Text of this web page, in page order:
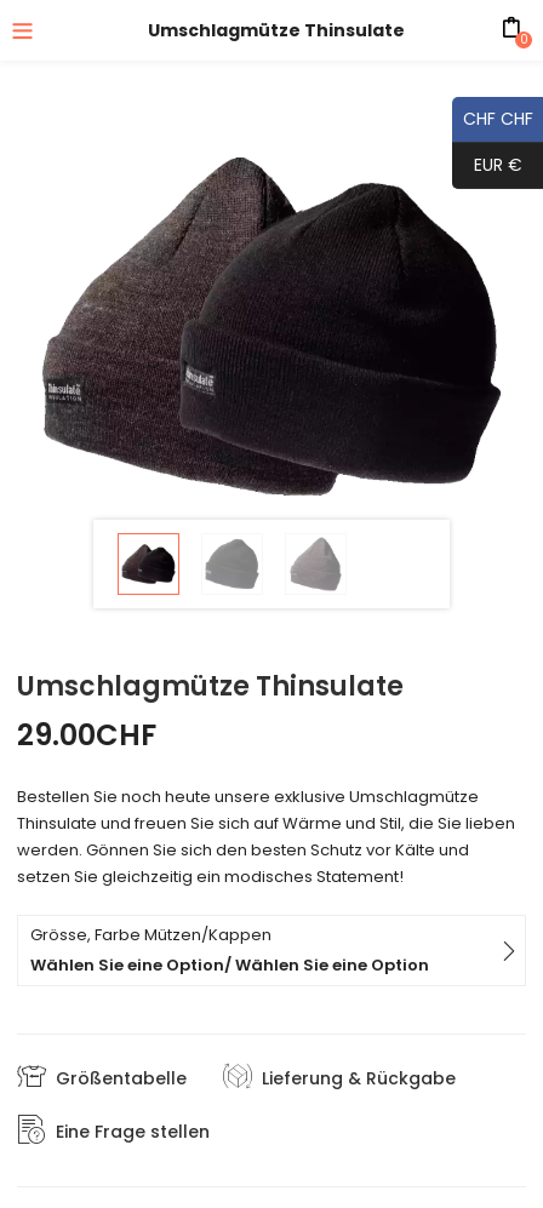
Umschlagmütze Thinsulate 0
Umschlagmütze Thinsulate
29.00CHF
Bestellen Sie noch heute unsere exklusive Umschlagmütze
Thinsulate und freuen Sie sich auf Wärme und Stil, die Sie lieben
werden. Gönnen Sie sich den besten Schutz vor Kälte und
setzen Sie gleichzeitig ein modisches Statement!
Grösse, Farbe Mützen/Kappen
Wählen Sie eine Option/ Wählen Sie eine Option
Größentabelle Lieferung & Rückgabe
Eine Frage stellen
CHF CHF
EUR €